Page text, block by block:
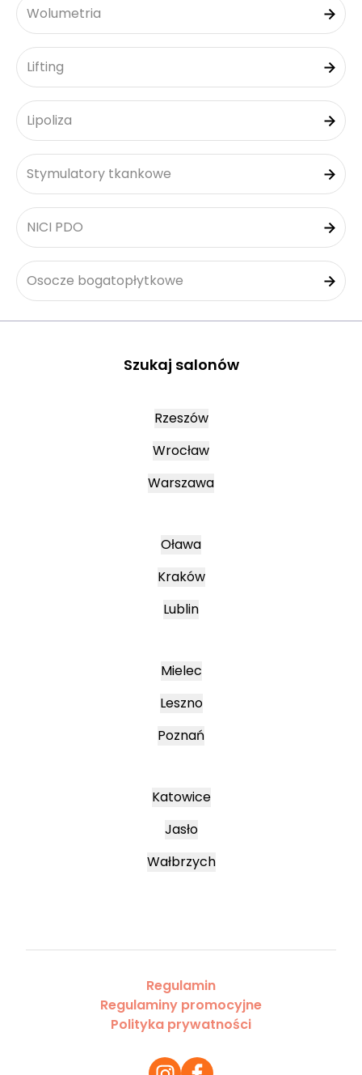
Wolumetria
Lifting
Lipoliza
Stymulatory tkankowe
NICI PDO
Osocze bogatopłytkowe
Szukaj salonów
Rzeszów
Wrocław
Warszawa
Oława
Kraków
Lublin
Mielec
Leszno
Poznań
Katowice
Jasło
Wałbrzych
Regulamin
Regulaminy promocyjne
Polityka prywatności